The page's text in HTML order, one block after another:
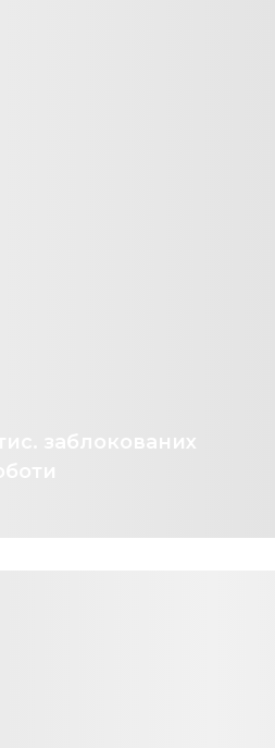
заблокованих